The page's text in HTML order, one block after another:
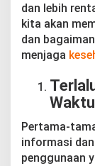
dan lebih
kita akan
dan
menjaga
Pertama-
informasi dan
penggunaan